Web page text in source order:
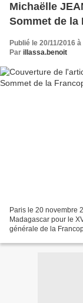
Michaëlle
Sommet de la
Publié le 20/11/2016
Par illassa.benoit
Paris le 20 novembre
Madagascar pour le
générale de la